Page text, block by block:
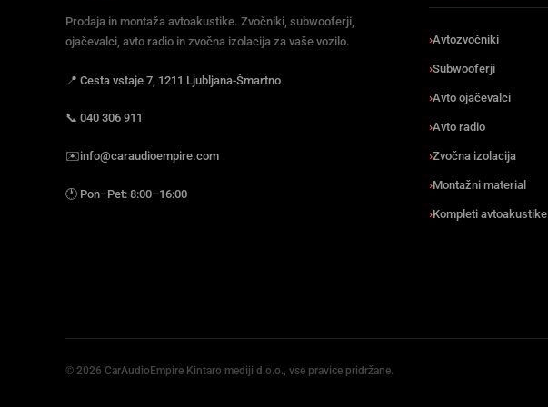
Prodaja in montaža avtoakustike. Zvočniki, subwooferji,
ojačevalci, avto radio in zvočna izolacija za vaše vozilo.
📍 Cesta vstaje 7, 1211 Ljubljana-Šmartno
📞 040 306 911
✉️info@caraudioempire.com
🕐 Pon–Pet: 8:00–16:00
Avtozvočniki
Subwooferji
Avto ojačevalci
Avto radio
Zvočna izolacija
Montažni material
Kompleti avtoakustike
© 2026 CarAudioEmpire Kintaro mediji d.o.o., vse pravice pridržane.